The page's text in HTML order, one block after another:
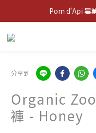
新客歡迎禮：輸
Pom d'Api 畢
新客歡迎禮：輸
分享到
Organic
褲 - Honey